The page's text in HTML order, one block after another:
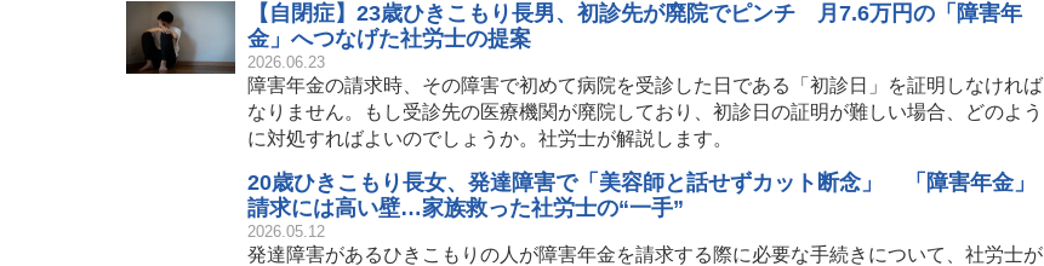
【自閉症】23歳ひきこもり長男、初診先が廃院でピンチ 月7.6万円の「障害年
金」へつなげた社労士の提案
2026.06.23
障害年金の請求時、その障害で初めて病院を受診した日である「初診日」を証明しなければ
なりません。もし受診先の医療機関が廃院しており、初診日の証明が難しい場合、どのよう
に対処すればよいのでしょうか。社労士が解説します。
20歳ひきこもり長女、発達障害で「美容師と話せずカット断念」 「障害年金」
請求には高い壁…家族救った社労士の“一手”
2026.05.12
発達障害があるひきこもりの人が障害年金を請求する際に必要な手続きについて、社労士が